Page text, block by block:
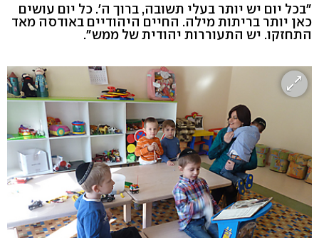
"בכל יום יש יותר בעלי תשובה, ברוך ה'. כל יום עושים
כאן יותר בריתות מילה. החיים היהודיים באודסה מאד
התחזקו. יש התעוררות יהודית של ממש".